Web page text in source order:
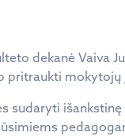
dekanė Vaiva
pritraukti mokytojų
sudaryti